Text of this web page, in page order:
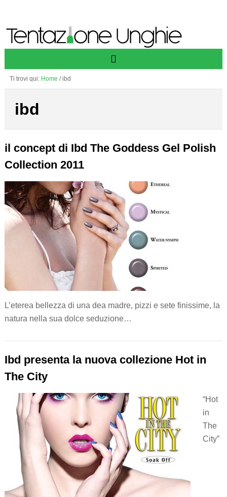
Ti trovi qui: Home /ibd
ibd
il concept di Ibd The Goddess Gel Polish
Collection 2011
L’eterea bellezza di una dea madre, pizzi e sete finissime, la
natura nella sua dolce seduzione…
Ibd presenta la nuova collezione Hot in
The City
“Hot
in
The
City”